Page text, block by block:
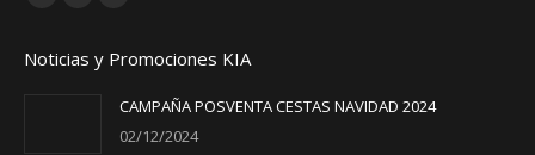
opensopensopens
in
new
Noticias y Promociones KIA
CAMPAÑA POSVENTA CESTAS NAVIDAD 2024
02/12/2024